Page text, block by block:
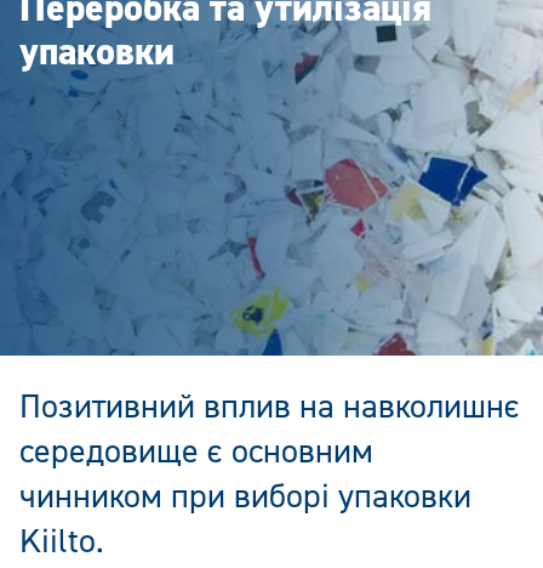
упаковки
Позитивний вплив на навколишнє
середовище є основним
чинником при виборі упаковки
Kiilto.